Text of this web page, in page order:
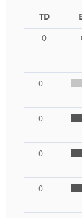
TD
0
0
0
0
0